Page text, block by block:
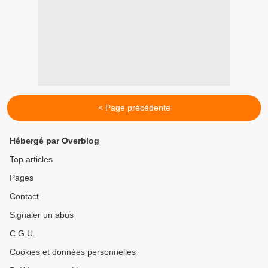
< Page précédente
Hébergé par Overblog
Top articles
Pages
Contact
Signaler un abus
C.G.U.
Cookies et données personnelles